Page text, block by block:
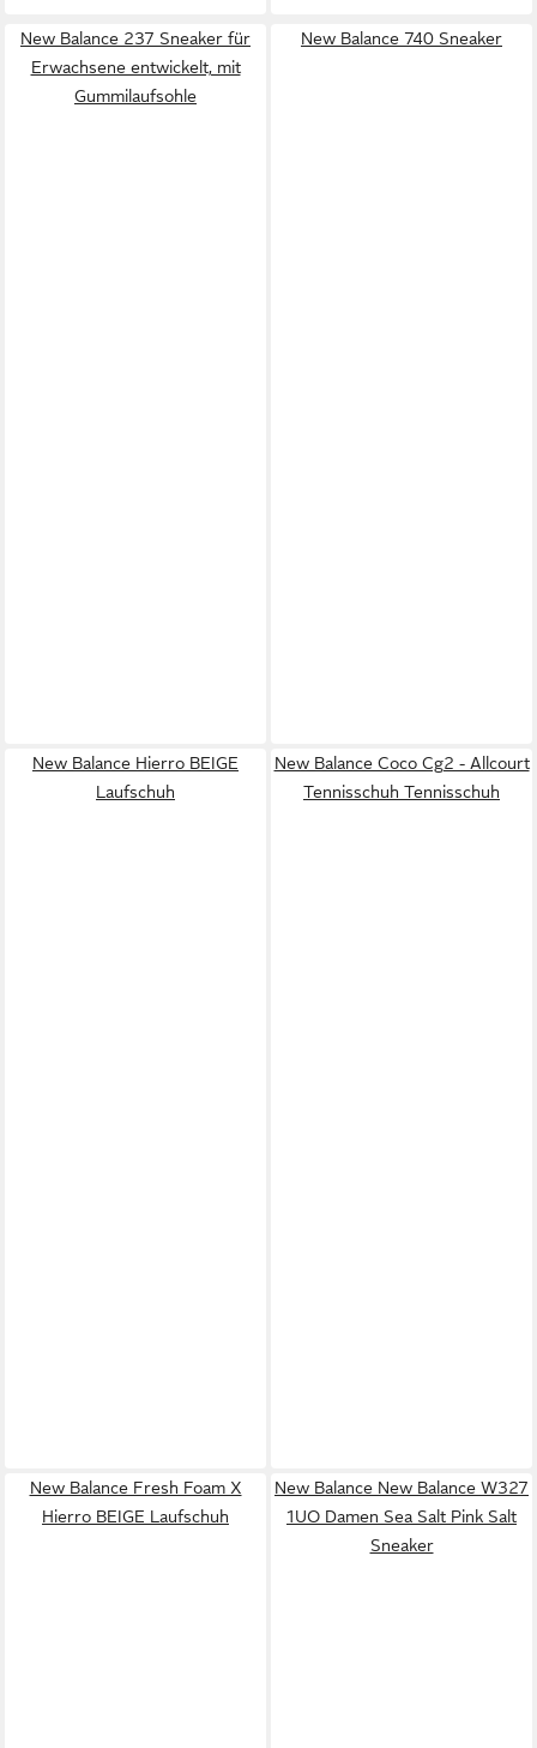
New Balance 237 Sneaker für
Erwachsene entwickelt, mit
Gummilaufsohle
New Balance 740 Sneaker
New Balance Hierro BEIGE
Laufschuh
New Balance Coco Cg2 - Allcourt
Tennisschuh Tennisschuh
New Balance Fresh Foam X
Hierro BEIGE Laufschuh
New Balance New Balance W327
1UO Damen Sea Salt Pink Salt
Sneaker